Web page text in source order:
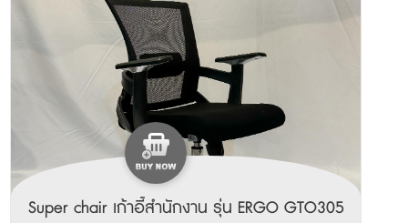
Super chair เก้าอี้สำนักงาน รุ่น ERGO GTO305